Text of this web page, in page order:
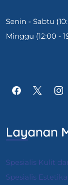
Senin - Sabtu
Minggu (12:00 -
Layanan
Spesialis Kulit
Spesialis